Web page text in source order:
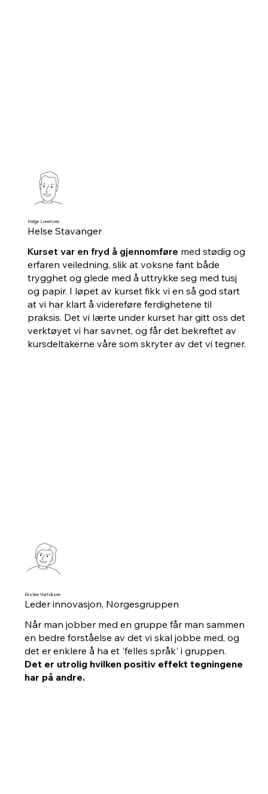
Helge Lorentzen
Helse Stavanger
Kurset var en fryd å gjennomføre med stødig og
erfaren veiledning, slik at voksne fant både
trygghet og glede med å uttrykke seg med tusj
og papir. I løpet av kurset fikk vi en så god start
at vi har klart å videreføre ferdighetene til
praksis. Det vi lærte under kurset har gitt oss det
verktøyet vi har savnet, og får det bekreftet av
kursdeltakerne våre som skryter av det vi tegner.
Kirstine Hartviksen
Leder innovasjon, Norgesgruppen
Når man jobber med en gruppe får man sammen
en bedre forståelse av det vi skal jobbe med, og
det er enklere å ha et 'felles språk' i gruppen.
Det er utrolig hvilken positiv effekt tegningene
har på andre.